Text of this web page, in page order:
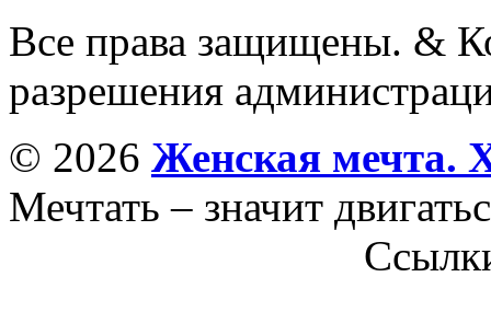
Все права защищены. &
разрешения
© 2026 Женская мечта.
Мечтать – значит